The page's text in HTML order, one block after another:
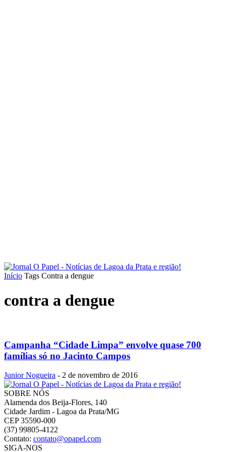
Início Tags Contra a dengue
contra a dengue
Campanha “Cidade Limpa” envolve quase 700
famílias só no Jacinto Campos
Junior Nogueira - 2 de novembro de 2016
SOBRE NÓS
Alamenda dos Beija-Flores, 140
Cidade Jardim - Lagoa da Prata/MG
CEP 35590-000
(37) 99805-4122
Contato: contato@opapel.com
SIGA-NOS